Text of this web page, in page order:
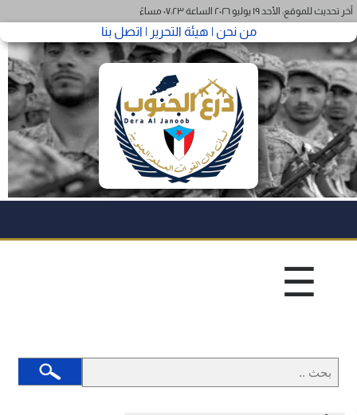
آخر تحديث للموقع: الأحد ١٩ يوليو ٢٠٢٦ الساعة ٠٧:٢٣ مساءً
من نحن | هيئة التحرير | اتصل بنا
☰